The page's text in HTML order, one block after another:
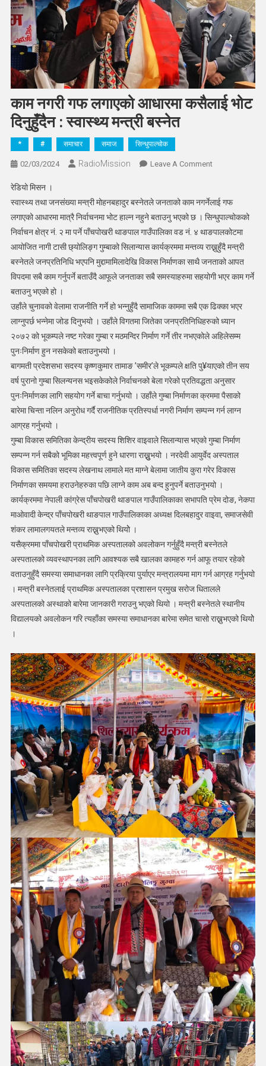
काम नगरी गफ लगाएको आधारमा कसैलाई भोट
दिनुहुँदैन : स्वास्थ्य मन्त्री बस्नेत
* # समाचार समाज सिन्धुपाल्चोक
02/03/2024 RadioMission Leave A CommentOn
गफ
लगाएको
आधारमा
कसैलाई
भोट
दिनुहुँदैन
स्वास्थ्य
रेडियो मिसन ।
स्वास्थ्य तथा जनसंख्या मन्त्री मोहनबहादुर बस्नेतले जनताको काम नगर्नेलाई गफ
लगाएको आधारमा मात्रै निर्वाचनमा भोट हाल्न नहुने बताउनु भएको छ । सिन्धुपाल्चोकको
निर्वाचन क्षेत्र नं. २ मा पर्ने पाँचपोखरी थाङपाल गाउँपालिका वड नं. ४ थाङपालकोटमा
आयोजित नागी टासी छ्योलिङ्ग गुम्बाको सिलान्यास कार्यक्रममा मन्तव्य राख्नुहुँदै मन्त्री
बस्नेतले जनप्रतिनिधि भएपनि मुद्दामामिलादेखि विकास निर्माणका साथै जनताको आपत
विपदमा सबै काम गर्नुपर्ने बताउँदै आफूले जनताका सबै समस्याहरुमा सहयोगी भएर काम गर्ने
बताउनु भएको हो ।
उहाँले चुनावको वेलामा राजनीति गर्ने हो भन्नुहुँदै सामाजिक काममा सबै एक ढिक्का भएर
लाग्नुपर्छ भन्नेमा जोड दिनुभयो । उहाँले विगतमा जितेका जनप्रतिनिधिहरुको ध्यान
२०७२ को भूकम्पले नष्ट गरेका गुम्बा र मठमन्दिर निर्माण गर्ने तीर नभएकोले अहिलेसम्म
पुनःनिर्माण हुन नसकेको बताउनुभयो ।
बागमती प्रदेशसभा सदस्य कृष्णकुमार तामाङ ’समीर’ले भूकम्पले क्षति पु¥याएको तीन सय
वर्ष पुरानो गुम्बा सिलन्यनस भइसकेकोले निर्वाचनको बेला गरेको प्रतिवद्धता अनुसार
पुनःनिर्माणका लागि सहयोग गर्ने बाचा गर्नुभयो । उहाँले गुम्बा निर्माणका क्रममा पैसाको
बारेमा चिन्ता नलिन अनुरोध गर्दै राजनीतिक प्रतिस्पर्धा नगरी निर्माण सम्पन्न गर्न लाग्न
आग्रह गर्नुभयो ।
गुम्बा विकास समितिका केन्द्रीय सदस्य शिशिर वाइवाले सिलान्यास भएको गुम्बा निर्माण
सम्पन्न गर्न सबैको भूमिका महत्त्वपूर्ण हुने धारणा राख्नुुभयो । नरदेवी आयुर्वेद अस्पताल
विकास समितिका सदस्य लेखनाथ लामाले मत माग्ने बेलामा जातीय कुरा गरेर विकास
निर्माणका समयमा हराउनेहरुका पछि लाग्ने काम अब बन्द हुनुपर्ने बताउनुभयो ।
कार्यक्रममा नेपाली कांग्रेस पाँचपोखरी थाङपाल गाउँपालिकाका सभापति प्रेम दोङ, नेकपा
माओवादी केन्द्र पाँचपोखरी थाङपाल गाउँपालिकाका अध्यक्ष दिलबहादुर वाइवा, समाजसेवी
शंकर लामालगयतले मन्तव्य राख्नुभएको थियोे ।
यसैक्रममा पाँचपोखरी प्राथमिक अस्पतालको अवलोकन गर्नुहुँदै मन्त्री बस्नेतले
अस्पतालको व्यवस्थापनका लागि आवश्यक सबै खालका कामहरु गर्न आफू तयार रहेको
वताउनुहुँदै समस्या समाधानका लागि प्रक्रिया पुर्याएर मन्त्रालयमा माग गर्न आग्रह गर्नुभयो
। मन्त्री बस्नेतलाई प्राथमिक अस्पतालका प्रशासन प्रमुख सरोज धितालले
अस्पतालको अस्थाको बारेमा जानकारी गराउनु भएको थियो । मन्त्री बस्नेतले स्थानीय
विद्यालयको अवलोकन गरि त्यहाँका समस्या समाधानका बारेमा समेत चासो राख्नुभएको थियोे
।